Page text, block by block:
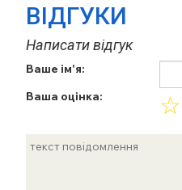
ВІДГУКИ
Написати відгук
Ваше ім'я:
Ваша оцінка:
☆